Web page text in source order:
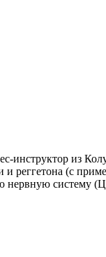
инструктор из
(с
систему